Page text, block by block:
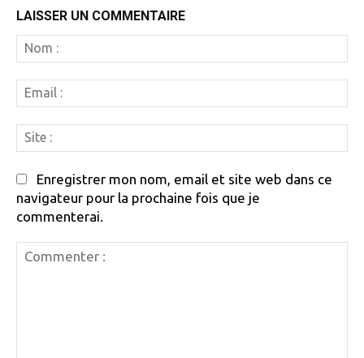
LAISSER UN COMMENTAIRE
:
:
:
Enregistrer mon nom, email et site web dans ce
navigateur pour la prochaine fois que je
commenterai.